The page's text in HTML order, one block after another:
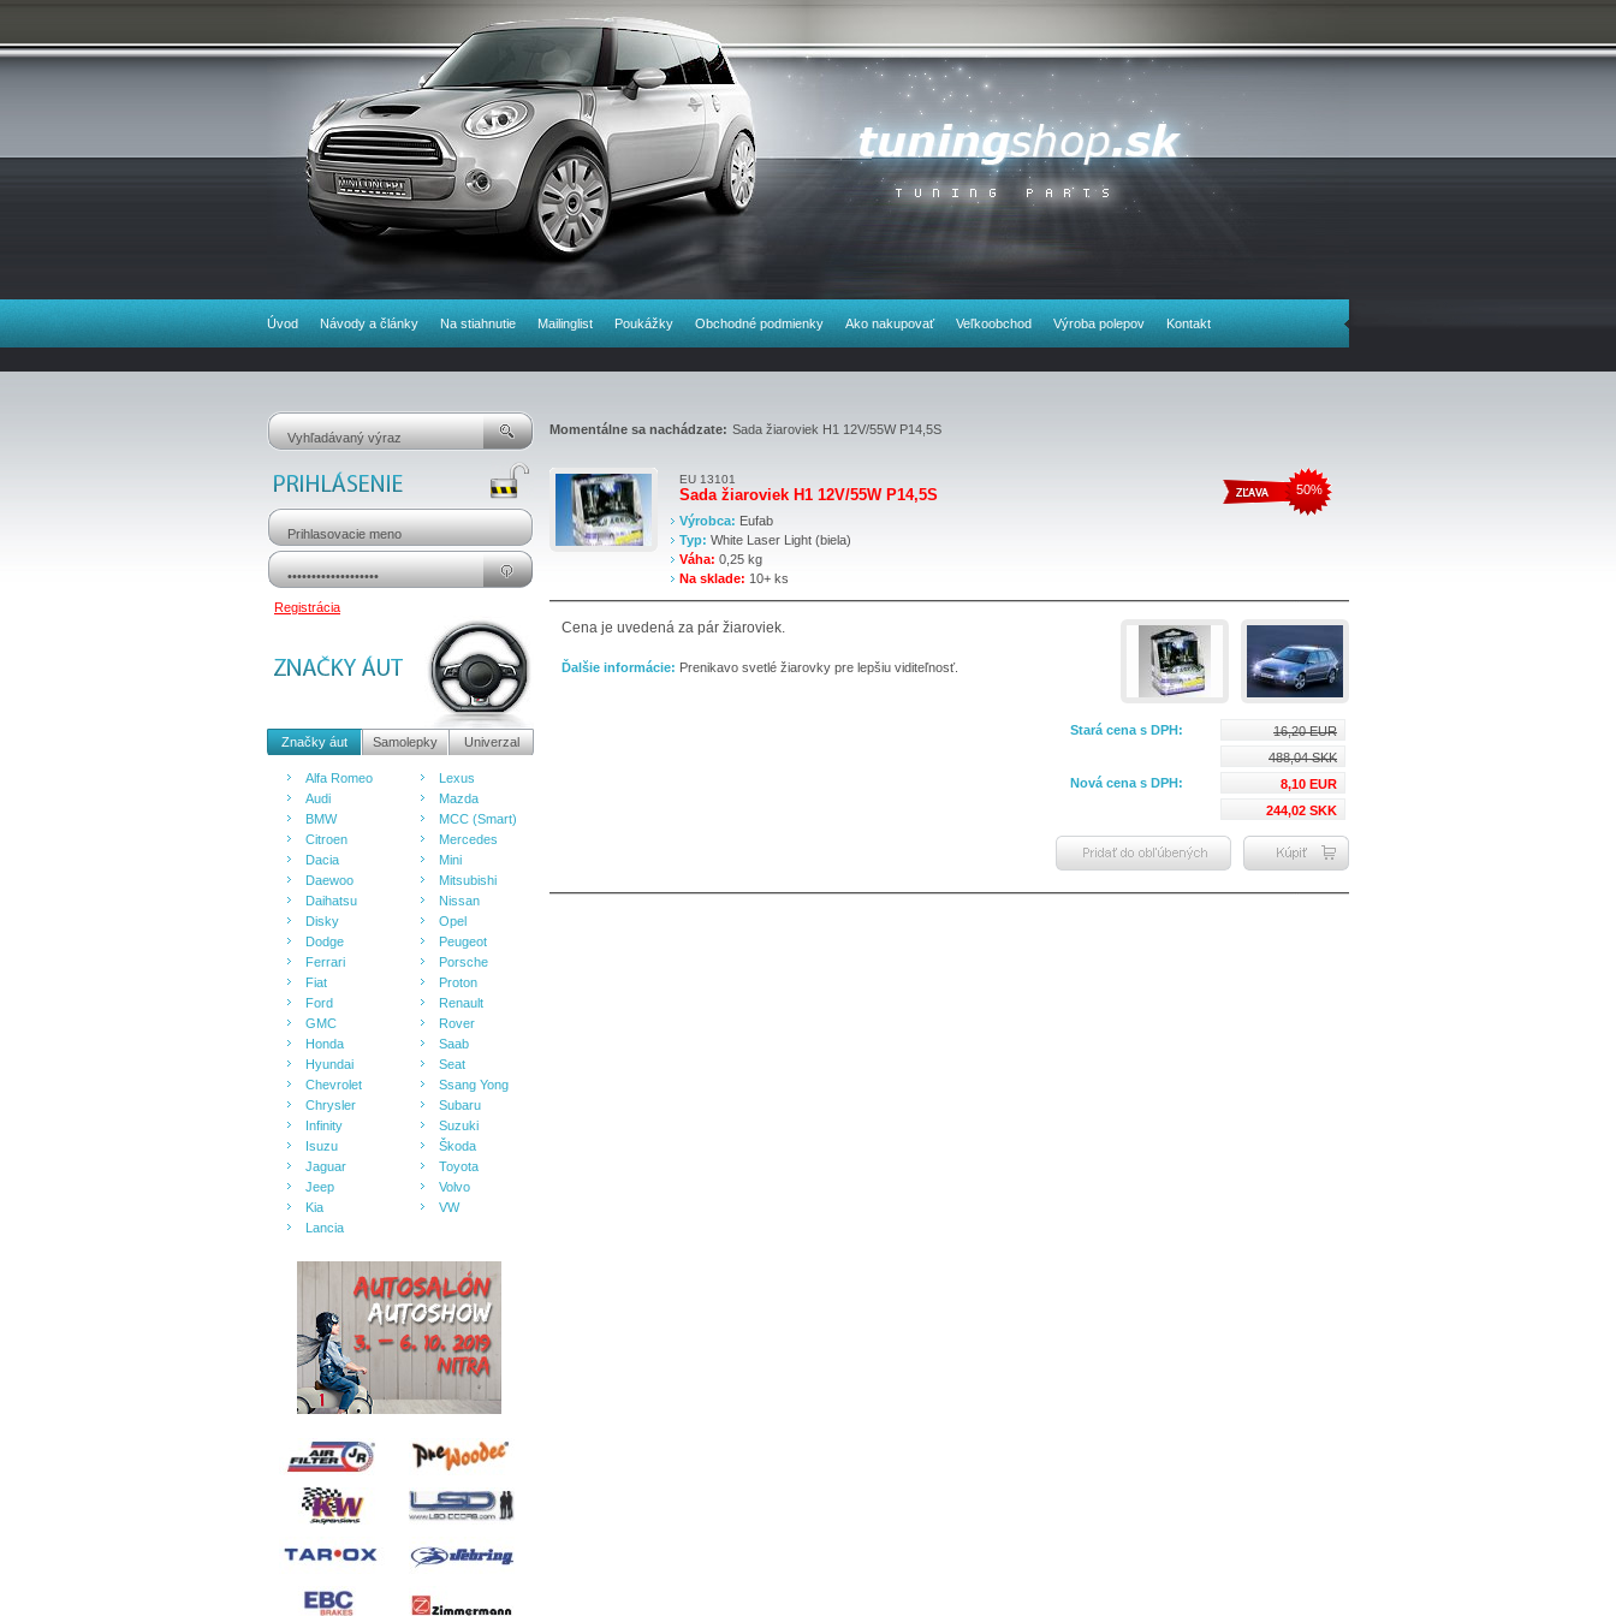
Úvod Návody a články Na stiahnutie Mailinglist Poukážky Obchodné podmienky Ako nakupovať Veľkoobchod Výroba polepov Kontakt
Registrácia
Značky áut Samolepky Univerzal
Alfa Romeo
Audi
BMW
Citroen
Dacia
Daewoo
Daihatsu
Disky
Dodge
Ferrari
Fiat
Ford
GMC
Honda
Hyundai
Chevrolet
Chrysler
Infinity
Isuzu
Jaguar
Jeep
Kia
Lancia
Lexus
Mazda
MCC (Smart)
Mercedes
Mini
Mitsubishi
Nissan
Opel
Peugeot
Porsche
Proton
Renault
Rover
Saab
Seat
Ssang Yong
Subaru
Suzuki
Škoda
Toyota
Volvo
VW
Momentálne sa nachádzate: Sada žiaroviek H1 12V/55W P14,5S
EU 13101
Sada žiaroviek H1 12V/55W P14,5S 50%
Výrobca: Eufab
Typ: White Laser Light (biela)
Váha: 0,25 kg
Na sklade: 10+ ks
Cena je uvedená za pár žiaroviek.
Ďalšie informácie: Prenikavo svetlé žiarovky pre lepšiu viditeľnosť.
Stará cena s DPH:
16,20 EUR
488,04 SKK
Nová cena s DPH:
8,10 EUR
244,02 SKK